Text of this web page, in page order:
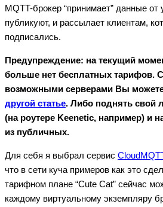
MQTT-брокер “принимает” данные от
публикуют, и рассылает клиентам,
подписались.
Предупреждение: на текущий
больше нет бесплатных тарифов.
возможными серверами Вы можете
другой статье. Либо поднять свой
(на роутере Keenetic, например) и
из публичных.
Для себя я выбрал сервис
что в сети куча примеров как это
тарифном плане “Cute Cat” сейчас
каждому виртуальному экземпляру